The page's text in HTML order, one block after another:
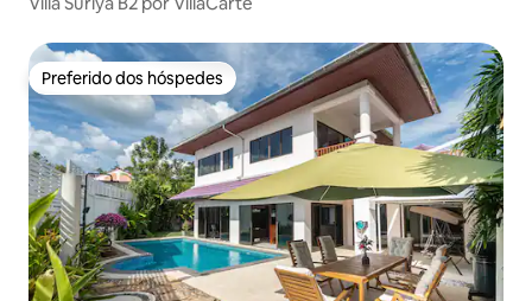
Preferido dos hóspedes
Preferido dos hóspedes